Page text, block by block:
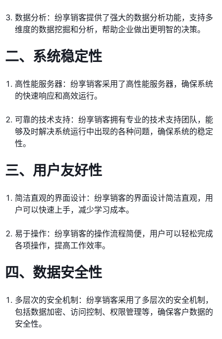
数据分析：纷享销客提供了强大的数据分析功能，支持多
维度的数据挖掘和分析，帮助企业做出更明智的决策。
二、系统稳定性
高性能服务器：纷享销客采用了高性能服务器，确保系统
的快速响应和高效运行。
可靠的技术支持：纷享销客拥有专业的技术支持团队，能
够及时解决系统运行中出现的各种问题，确保系统的稳定
性。
三、用户友好性
简洁直观的界面设计：纷享销客的界面设计简洁直观，用
户可以快速上手，减少学习成本。
易于操作：纷享销客的操作流程简便，用户可以轻松完成
各项操作，提高工作效率。
四、数据安全性
多层次的安全机制：纷享销客采用了多层次的安全机制，
包括数据加密、访问控制、权限管理等，确保客户数据的
安全性。